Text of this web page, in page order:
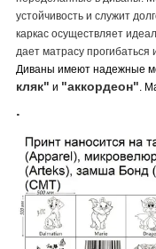
устойчивость и служит
каркас осуществляет
дает матрасу
Диваны имеют надежные
кляк" и "аккордеон".
.